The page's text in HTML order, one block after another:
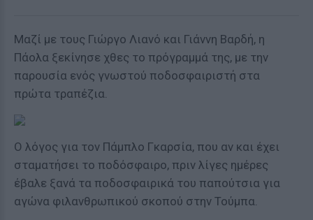
Μαζί με τους Γιώργο Λιανό και Γιάννη Βαρδή, η
Πάολα ξεκίνησε χθες το πρόγραμμά της, με την
παρουσία ενός γνωστού ποδοσφαιριστή στα
πρώτα τραπέζια.
Ο λόγος για τον Πάμπλο Γκαρσία, που αν και έχει
σταματήσει το ποδόσφαιρο, πριν λίγες ημέρες
έβαλε ξανά τα ποδοσφαιρικά του παπούτσια για
αγώνα φιλανθρωπικού σκοπού στην Τούμπα.